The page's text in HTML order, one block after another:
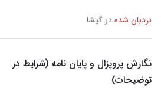
نردبان شدهدر گیشا
نگارش پروپزال و پایان نامه (شرایط در
توضیحات)